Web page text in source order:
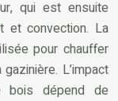
qui est ensuite
et convection. La
pour chauffer
L’impact
bois dépend de